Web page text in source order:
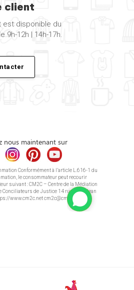
client
est disponible du
9h-12h | 14h-17h.
nous maintenant sur
Conformément à l’article L.616-1 du
le consommateur peut recourir
suivant : CM2C – Centre de la Médiation
Conciliateurs de Justice 14 rue Saint Jean
www.cm2c.net cm2c@cm2c.net